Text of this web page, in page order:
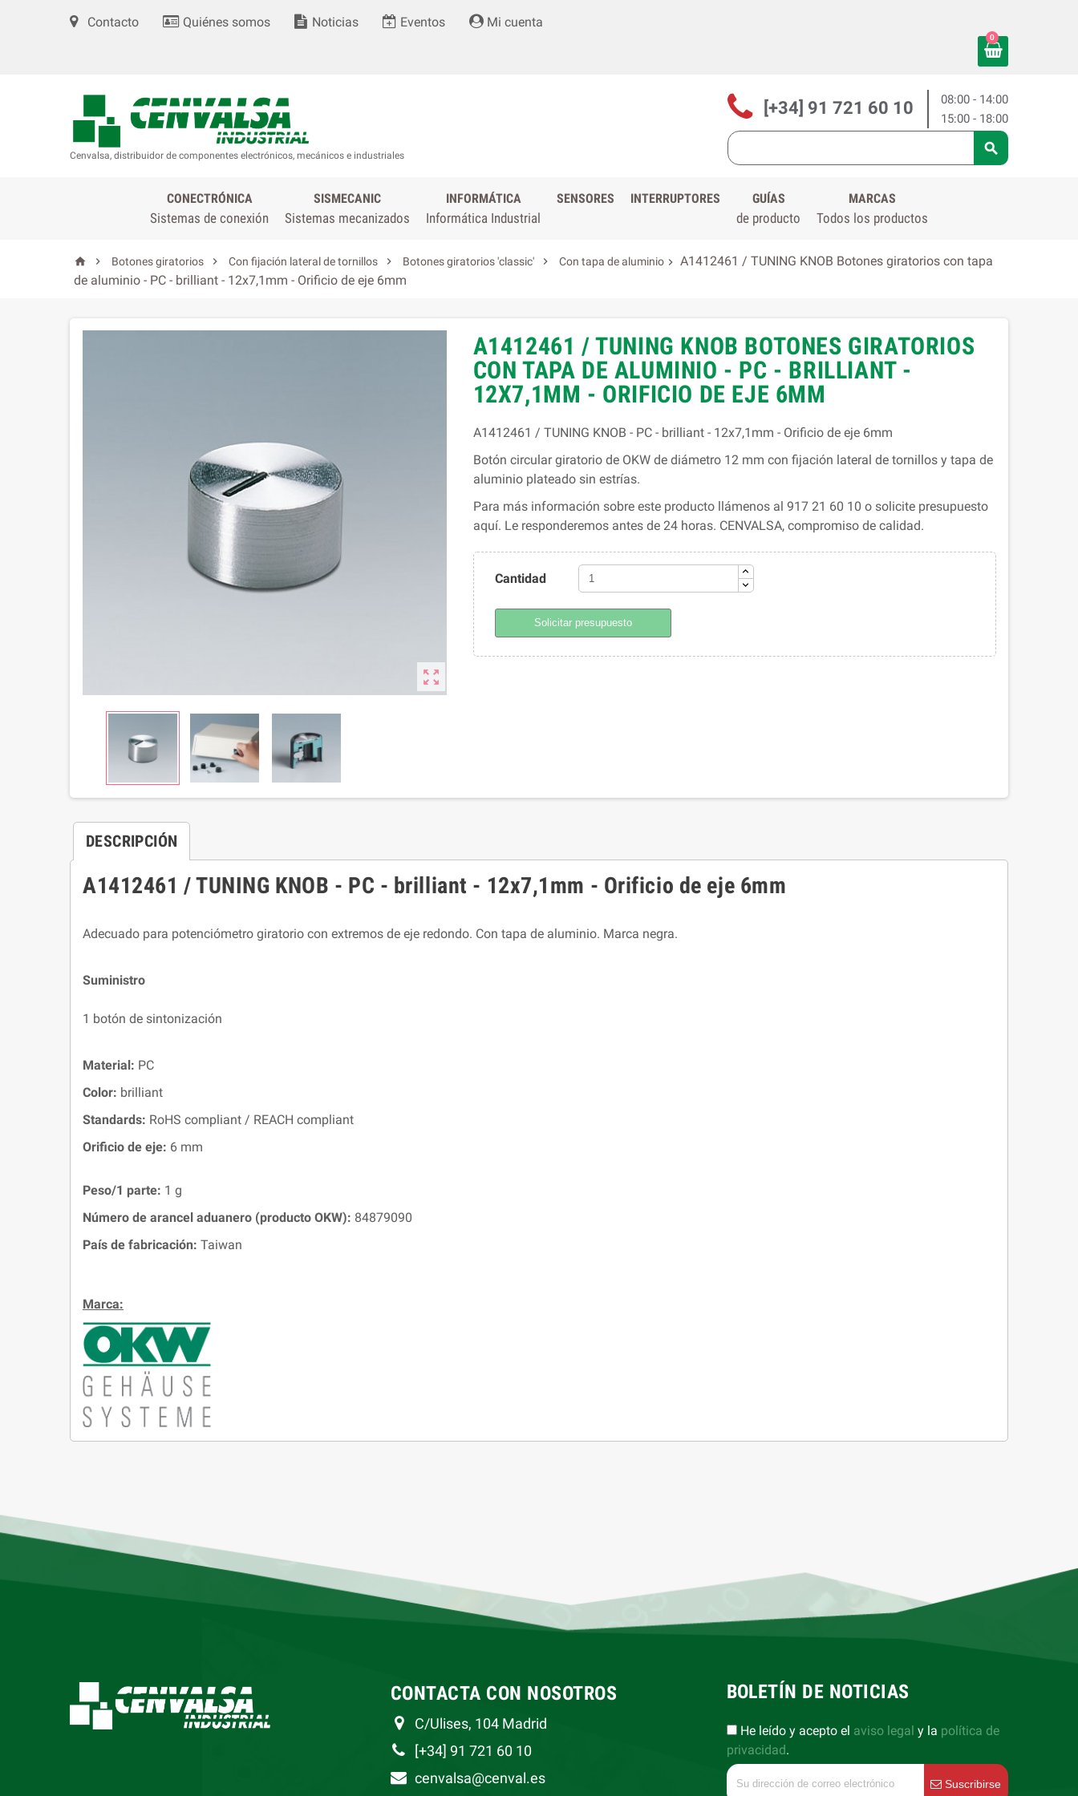
Contacto Quiénes somos Noticias Eventos Mi cuenta
0
Cenvalsa, distribuidor de componentes electrónicos, mecánicos e industriales
08:00 - 14:00
15:00 - 18:00
[+34] 91 721 60 10

CONECTRÓNICA
Sistemas de conexión
SISMECANIC
Sistemas mecanizados
INFORMÁTICA
Informática Industrial
SENSORES INTERRUPTORES GUÍAS
de producto
MARCAS
Todos los productos
  Botones giratorios  Con fijación lateral de tornillos  Botones giratorios 'classic'  Con tapa de aluminio  A1412461 / TUNING KNOB Botones giratorios con tapa
de aluminio - PC - brilliant - 12x7,1mm - Orificio de eje 6mm

A1412461 / TUNING KNOB BOTONES GIRATORIOS
CON TAPA DE ALUMINIO - PC - BRILLIANT -
12X7,1MM - ORIFICIO DE EJE 6MM
A1412461 / TUNING KNOB - PC - brilliant - 12x7,1mm - Orificio de eje 6mm
Botón circular giratorio de OKW de diámetro 12 mm con fijación lateral de tornillos y tapa de
aluminio plateado sin estrías.
Para más información sobre este producto llámenos al 917 21 60 10 o solicite presupuesto
aquí. Le responderemos antes de 24 horas. CENVALSA, compromiso de calidad.
Cantidad
Solicitar presupuesto
DESCRIPCIÓN
A1412461 / TUNING KNOB - PC - brilliant - 12x7,1mm - Orificio de eje 6mm
Adecuado para potenciómetro giratorio con extremos de eje redondo. Con tapa de aluminio. Marca negra.
Suministro
1 botón de sintonización
Material: PC
Color: brilliant
Standards: RoHS compliant / REACH compliant
Orificio de eje: 6 mm
Peso/1 parte: 1 g
Número de arancel aduanero (producto OKW): 84879090
País de fabricación: Taiwan
Marca:
CONTACTA CON NOSOTROS
C/Ulises, 104 Madrid
[+34] 91 721 60 10
cenvalsa@cenval.es
BOLETÍN DE NOTICIAS
He leído y acepto el aviso legal y la política de
privacidad.
Suscribirse